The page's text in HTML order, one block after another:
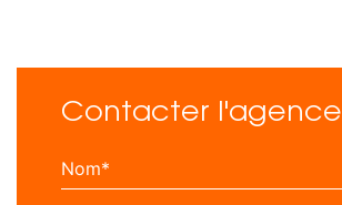
Contacter l'agence
Nom*